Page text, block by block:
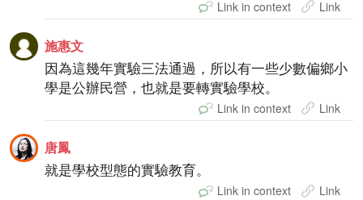
Link in context Link
施惠文
因為這幾年實驗三法通過，所以有一些少數偏鄉小
學是公辦民營，也就是要轉實驗學校。
Link in context Link
唐鳳
就是學校型態的實驗教育。
Link in context Link